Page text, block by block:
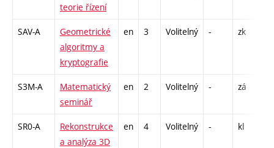
teorie řízení
SAV-A
Geometrické
algoritmy a
kryptografie
en 3 Volitelný - zk
S3M-A
Matematický
seminář
en 2 Volitelný - zá
SR0-A
Rekonstrukce
a analýza 3D
en 4 Volitelný - kl